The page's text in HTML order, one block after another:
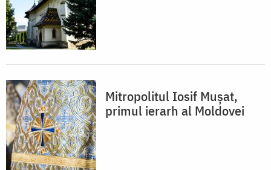
Mitropolitul Iosif Mușat,
primul ierarh al Moldovei